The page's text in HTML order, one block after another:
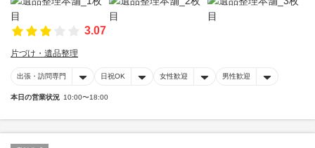
3.07
片づけ・遺品整理
出張・訪問専門 日祝OK 女性歓迎 男性歓迎
本日の営業状況 10:00〜18:00